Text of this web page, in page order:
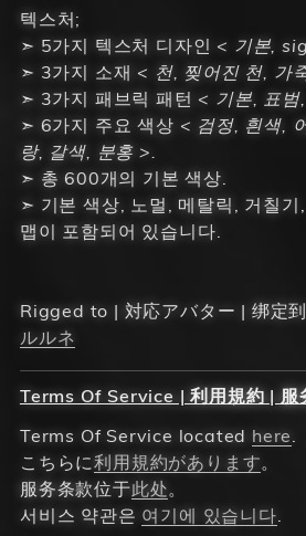
텍스처;
➣ 5가지 텍스처 디자인 < 기본,
➣ 3가지 소재 < 천, 찢어진 천, 가
➣ 3가지 패브릭 패턴 < 기본, 표범
➣ 6가지 주요 색상 < 검정, 흰색,
랑, 갈색, 분홍 >.
➣ 총 600개의 기본 색상.
➣ 기본 색상, 노멀, 메탈릭, 거칠기
맵이 포함되어 있습니다.
Rigged to | 対応アバター | 绑定
ルルネ
Terms Of Service | 利用規約 | 服
Terms Of Service located here.
こちらに利用規約があります。
服务条款位于此处。
서비스 약관은 여기에 있습니다.